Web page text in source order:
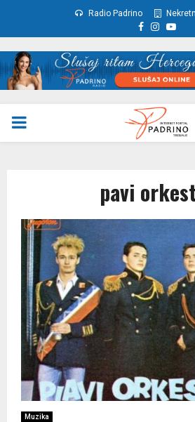
Radio Padrino
Facebook
PRIMARY
pavi
Muzika